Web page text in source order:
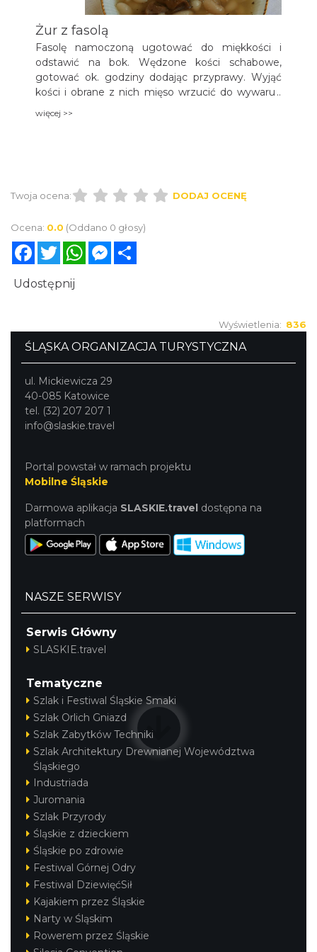
Żur z fasolą
Fasolę namoczoną ugotować do miękkości i
odstawić na bok. Wędzone kości schabowe,
gotować ok. godziny dodając przyprawy. Wyjąć
kości i obrane z nich mięso wrzucić do wywaru i
boczek z cebulką i dodać do wywaru. Wywar
więcej >>
Twoja ocena: DODAJ OCENĘ
Ocena: 0.0 (Oddano 0 głosy)
FacebookTwitterWhatsAppMessenger
Udostępnij
Wyświetlenia: 836
ŚLĄSKA ORGANIZACJA TURYSTYCZNA
ul. Mickiewicza 29
40-085 Katowice
tel. (32) 207 207 1
info@slaskie.travel
Portal powstał w ramach projektu
Mobilne Śląskie
Darmowa aplikacja SLASKIE.travel dostępna na
platformach
NASZE SERWISY
Serwis Główny
SLASKIE.travel
Tematyczne
Szlak i Festiwal Śląskie Smaki
Szlak Orlich Gniazd
Szlak Zabytków Techniki
Szlak Architektury Drewnianej Województwa
Śląskiego
Industriada
Juromania
Szlak Przyrody
Śląskie z dzieckiem
Śląskie po zdrowie
Festiwal Górnej Odry
Festiwal DziewięćSił
Kajakiem przez Śląskie
Narty w Śląskim
Rowerem przez Śląskie